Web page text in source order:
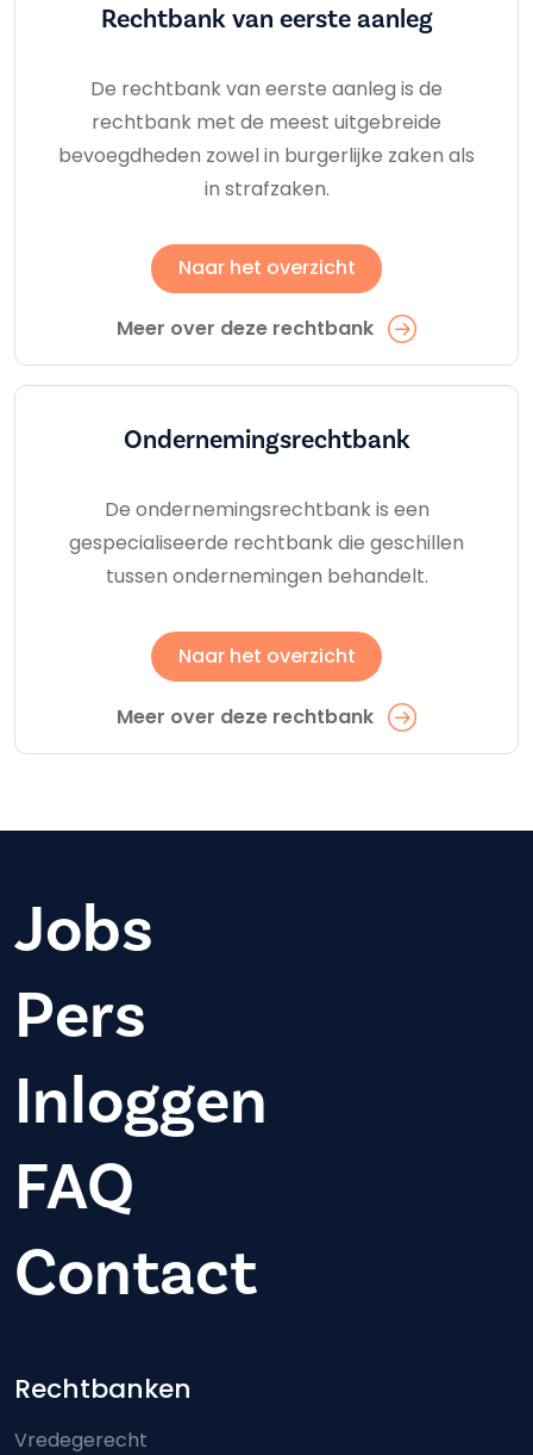
Rechtbank van eerste aanleg
De rechtbank van eerste aanleg is de
rechtbank met de meest uitgebreide
bevoegdheden zowel in burgerlijke zaken als
in strafzaken.
Naar het overzicht
Meer over deze rechtbank
Ondernemings­rechtbank
De ondernemingsrechtbank is een
gespecialiseerde rechtbank die geschillen
tussen ondernemingen behandelt.
Naar het overzicht
Meer over deze rechtbank
Jobs
Pers
Inloggen
FAQ
Contact
Footer-menu
Rechtbanken
Vredegerecht